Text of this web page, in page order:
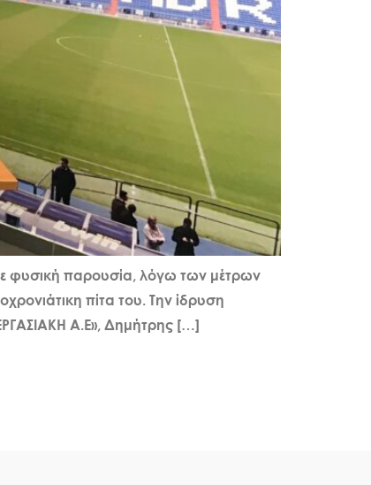
φυσική παρουσία, λόγω των μέτρων
πίτα του. Την ίδρυση
Α.Ε», Δημήτρης […]